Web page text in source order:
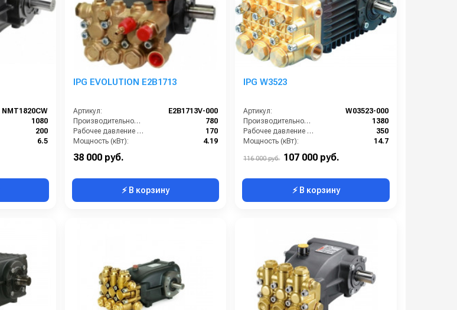
NMT1820CW
1080
200
6.5
IPG EVOLUTION E2B1713
Артикул:
E2B1713V-000
Производительность (л/ч):
780
Рабочее давление (бар):
170
Мощность (кВт):
4.19
38 000 руб.
⚡ В корзину
IPG W3523
Артикул:
W03523-000
Производительность (л/ч):
1380
Рабочее давление (бар):
350
Мощность (кВт):
14.7
116 000 руб. 107 000 руб.
⚡ В корзину